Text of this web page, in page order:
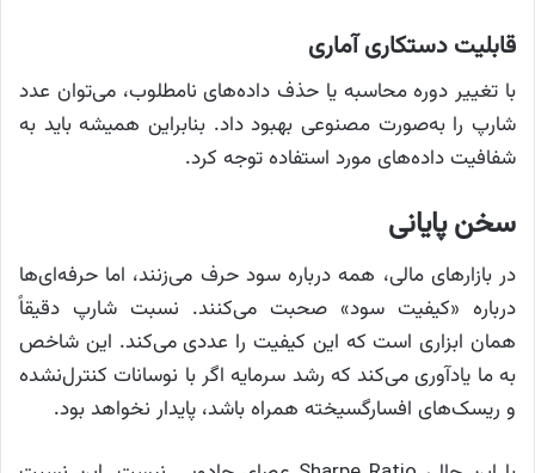
قابلیت دستکاری آماری
با تغییر دوره محاسبه یا حذف داده‌های نامطلوب، می‌توان عدد
شارپ را به‌صورت مصنوعی بهبود داد. بنابراین همیشه باید به
شفافیت داده‌های مورد استفاده توجه کرد.
سخن پایانی
در بازارهای مالی، همه درباره سود حرف می‌زنند، اما حرفه‌ای‌ها
درباره «کیفیت سود» صحبت می‌کنند. نسبت شارپ دقیقاً
همان ابزاری است که این کیفیت را عددی می‌کند. این شاخص
به ما یادآوری می‌کند که رشد سرمایه اگر با نوسانات کنترل‌نشده
و ریسک‌های افسارگسیخته همراه باشد، پایدار نخواهد بود.